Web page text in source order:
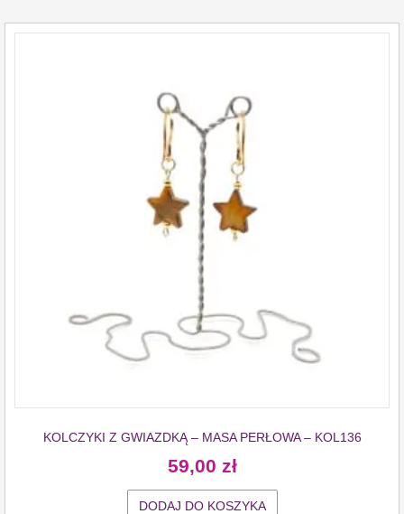
KOLCZYKI Z GWIAZDKĄ – MASA PERŁOWA – KOL136
59,00 zł
DODAJ DO KOSZYKA